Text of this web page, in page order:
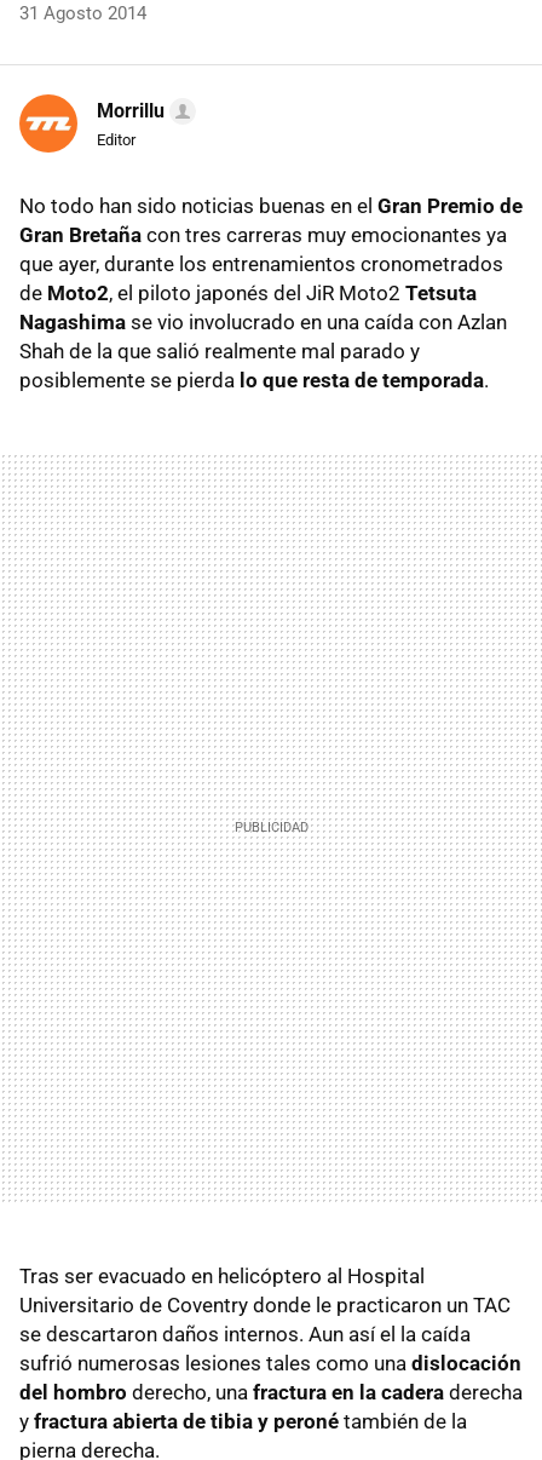
31 Agosto 2014
Morrillu
Editor
No todo han sido noticias buenas en el Gran Premio de
Gran Bretaña con tres carreras muy emocionantes ya
que ayer, durante los entrenamientos cronometrados
de Moto2, el piloto japonés del JiR Moto2 Tetsuta
Nagashima se vio involucrado en una caída con Azlan
Shah de la que salió realmente mal parado y
posiblemente se pierda lo que resta de temporada.
Tras ser evacuado en helicóptero al Hospital
Universitario de Coventry donde le practicaron un TAC
se descartaron daños internos. Aun así el la caída
sufrió numerosas lesiones tales como una dislocación
del hombro derecho, una fractura en la cadera derecha
y fractura abierta de tibia y peroné también de la
pierna derecha.